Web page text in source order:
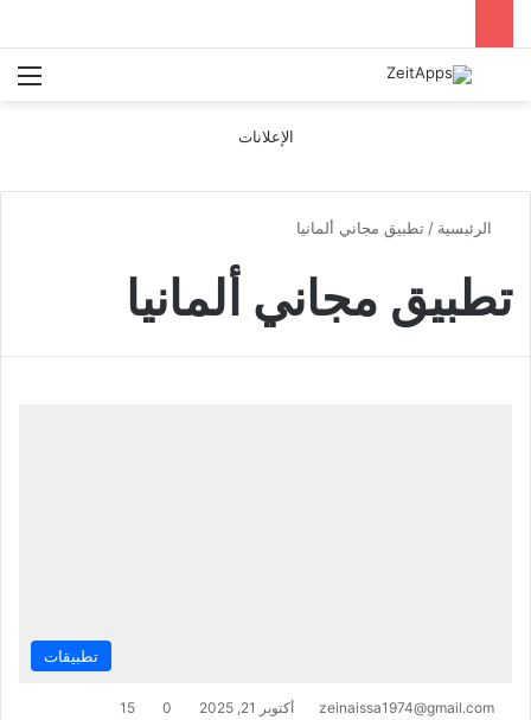
بحث عن
الإعلانات
الرئيسية / تطبيق مجاني ألمانيا
تطبيق مجاني ألمانيا
تطبيقات
zeinaissa1974@gmail.com أكتوبر 21, 2025 0
15